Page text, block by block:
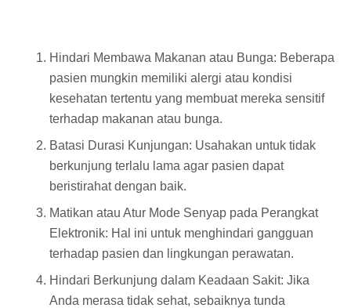
Hindari Membawa Makanan atau Bunga: Beberapa
pasien mungkin memiliki alergi atau kondisi
kesehatan tertentu yang membuat mereka sensitif
terhadap makanan atau bunga.
Batasi Durasi Kunjungan: Usahakan untuk tidak
berkunjung terlalu lama agar pasien dapat
beristirahat dengan baik.
Matikan atau Atur Mode Senyap pada Perangkat
Elektronik: Hal ini untuk menghindari gangguan
terhadap pasien dan lingkungan perawatan.
Hindari Berkunjung dalam Keadaan Sakit: Jika
Anda merasa tidak sehat, sebaiknya tunda